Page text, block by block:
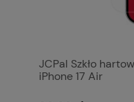
JCPal Szkło
iPhone 17 Air